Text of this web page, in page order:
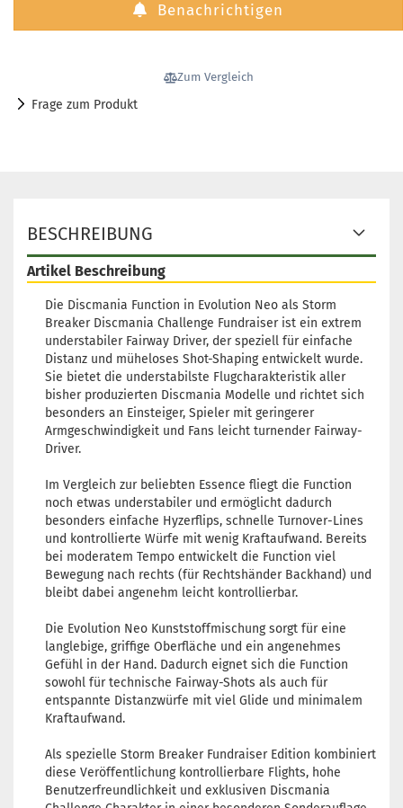
Benachrichtigen
Zum Vergleich
Frage zum Produkt
BESCHREIBUNG
Artikel Beschreibung
Die Discmania Function in Evolution Neo als Storm
Breaker Discmania Challenge Fundraiser ist ein extrem
understabiler Fairway Driver, der speziell für einfache
Distanz und müheloses Shot-Shaping entwickelt wurde.
Sie bietet die understabilste Flugcharakteristik aller
bisher produzierten Discmania Modelle und richtet sich
besonders an Einsteiger, Spieler mit geringerer
Armgeschwindigkeit und Fans leicht turnender Fairway-
Driver.
Im Vergleich zur beliebten Essence fliegt die Function
noch etwas understabiler und ermöglicht dadurch
besonders einfache Hyzerflips, schnelle Turnover-Lines
und kontrollierte Würfe mit wenig Kraftaufwand. Bereits
bei moderatem Tempo entwickelt die Function viel
Bewegung nach rechts (für Rechtshänder Backhand) und
bleibt dabei angenehm leicht kontrollierbar.
Die Evolution Neo Kunststoffmischung sorgt für eine
langlebige, griffige Oberfläche und ein angenehmes
Gefühl in der Hand. Dadurch eignet sich die Function
sowohl für technische Fairway-Shots als auch für
entspannte Distanzwürfe mit viel Glide und minimalem
Kraftaufwand.
Als spezielle Storm Breaker Fundraiser Edition kombiniert
diese Veröffentlichung kontrollierbare Flights, hohe
Benutzerfreundlichkeit und exklusiven Discmania